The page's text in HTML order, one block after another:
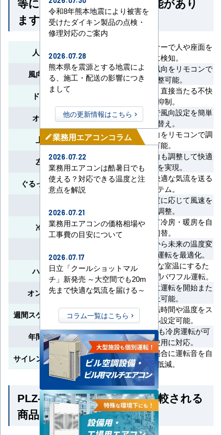
ます
人感ムーブアイ
360°回転センサーで人や座面を
正確に検知。
風向独立自在設定
吹出口ごとに風向をリモコンで
個別調整可能。
ドラフトセーブ
風速を軽減し、直接当たる不快
感を抑制。
オートスイング
リモコン操作で風向設定を簡単
切り替え。
上下風向切換
上下方向の風向をリモコンで調
整可能。
左右風向切換
左右方向の風向も調整して快適
な空間を実現。
ぐるっとスマート気流
360°全方位に快適な気流を送る
システム。
室温や設定温度に応じて風速を
自動調整。
冷暖自動運転
室温に合わせて冷房・暖房を自
動切替。
室温や外気温から未来の温度変
化を予測し、運転を最適化。
ハイパワー運転
短時間で快適な室温にするた
め、最大30分間パワフル運転。
オン/オフタイマー
指定した時間に運転を開始また
は停止可能。
週間スケジュールタイマー
曜日ごとの運転時間や温度をス
ケジュール設定可能。
年間冷房運転対応
外気温-15℃でも冷房運転が可
能で通年使用に対応。
サイレント制御（冷房時）
外気温が低い場合に運転音を自
動で低減。
PLZ-ZRMP56HLF6 とよく比較される
商品
令和8年熊本地震により被害を
受けたダイキン製品の点検・
修理対応のご案内
2026.07.28
熊本県を震源とする地震によ
る、施工・配送の影響につき
まして
他の更新情報はこちら
mode_edit業務用エアコンコラム
2026.07.22
業務用エアコンは酷暑日でも
使える？対応できる温度と注
意点を解説
2026.07.21
業務用エアコンの価格相場や
工事費の目安について
2026.07.17
日立「クールショットマル
チ」新発売 ～大空間でも20m
先まで快適な気流を届ける～
コラム一覧はこちら